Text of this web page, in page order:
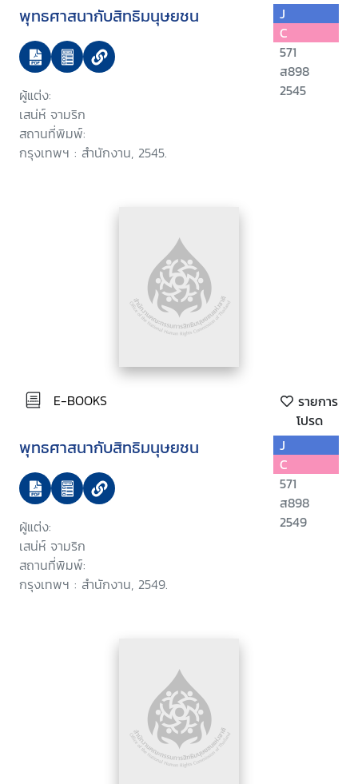
พุทธศาสนากับสิทธิมนุษยชน
ผู้แต่ง:
เสน่ห์ จามริก
สถานที่พิมพ์:
กรุงเทพฯ : สำนักงาน, 2545.
J
C
571
ส898
2545
E-BOOKS
รายการ
โปรด
พุทธศาสนากับสิทธิมนุษยชน
ผู้แต่ง:
เสน่ห์ จามริก
สถานที่พิมพ์:
กรุงเทพฯ : สำนักงาน, 2549.
J
C
571
ส898
2549